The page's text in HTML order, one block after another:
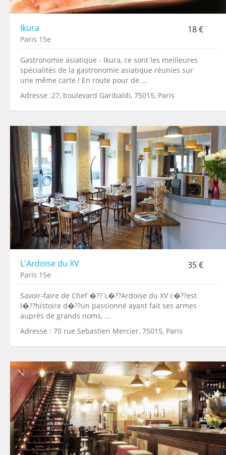
Ikura 18 €
Paris 15e
Gastronomie asiatique - Ikura, ce sont les meilleures
spécialités de la gastronomie asiatique réunies sur
une même carte ! En route pour de ...
Adresse :27, boulevard Garibaldi, 75015, Paris
L'Ardoise du XV 35 €
Paris 15e
Savoir-faire de Chef �?? L�??Ardoise du XV c�??est
l�??histoire d�??un passionné ayant fait ses armes
auprès de grands noms, ...
Adresse : 70 rue Sebastien Mercier, 75015, Paris